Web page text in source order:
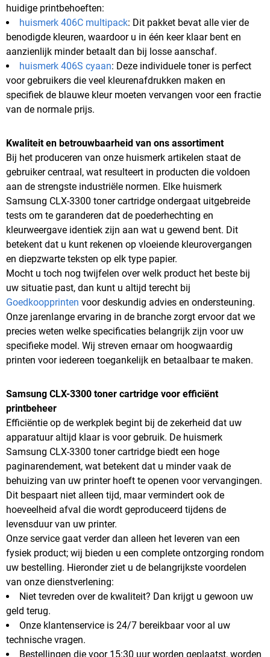
huidige printbehoeften:
huismerk 406C multipack: Dit pakket bevat alle vier de
benodigde kleuren, waardoor u in één keer klaar bent en
aanzienlijk minder betaalt dan bij losse aanschaf.
huismerk 406S cyaan: Deze individuele toner is perfect
voor gebruikers die veel kleurenafdrukken maken en
specifiek de blauwe kleur moeten vervangen voor een fractie
van de normale prijs.
Kwaliteit en betrouwbaarheid van ons assortiment
Bij het produceren van onze huismerk artikelen staat de
gebruiker centraal, wat resulteert in producten die voldoen
aan de strengste industriële normen. Elke huismerk
Samsung CLX-3300 toner cartridge ondergaat uitgebreide
tests om te garanderen dat de poederhechting en
kleurweergave identiek zijn aan wat u gewend bent. Dit
betekent dat u kunt rekenen op vloeiende kleurovergangen
en diepzwarte teksten op elk type papier.
Mocht u toch nog twijfelen over welk product het beste bij
uw situatie past, dan kunt u altijd terecht bij
Goedkoopprinten voor deskundig advies en ondersteuning.
Onze jarenlange ervaring in de branche zorgt ervoor dat we
precies weten welke specificaties belangrijk zijn voor uw
specifieke model. Wij streven ernaar om hoogwaardig
printen voor iedereen toegankelijk en betaalbaar te maken.
Samsung CLX-3300 toner cartridge voor efficiënt
printbeheer
Efficiëntie op de werkplek begint bij de zekerheid dat uw
apparatuur altijd klaar is voor gebruik. De huismerk
Samsung CLX-3300 toner cartridge biedt een hoge
paginarendement, wat betekent dat u minder vaak de
behuizing van uw printer hoeft te openen voor vervangingen.
Dit bespaart niet alleen tijd, maar vermindert ook de
hoeveelheid afval die wordt geproduceerd tijdens de
levensduur van uw printer.
Onze service gaat verder dan alleen het leveren van een
fysiek product; wij bieden u een complete ontzorging rondom
uw bestelling. Hieronder ziet u de belangrijkste voordelen
van onze dienstverlening:
Niet tevreden over de kwaliteit? Dan krijgt u gewoon uw
geld terug.
Onze klantenservice is 24/7 bereikbaar voor al uw
technische vragen.
Bestellingen die voor 15:30 uur worden geplaatst, worden